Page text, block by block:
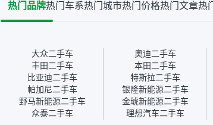
台），同时也找了朋友帮忙
线下看车。结果跟你们的报
我第一天看车，第二天你们
就约我到店，我第三天去提
的车。去之前我提前跟交接
人员说好，到了之后要当着
我的面再做一次复检，你们
也安排了师傅，服务可以，
速度很快。体验下来自营车
多花点钱买个放
热门品牌热门车系热门城市热门价格热门文章热
大众二手车 奥迪二手车
丰田二手车
本田二手车
比亚迪二手车
特斯拉二手车
帕加尼二手车
银隆新能源二手车
野马新能源二手车
金琥新能源二手车
众泰二手车
理想汽车二手车